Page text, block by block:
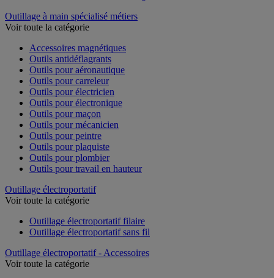
Outillage à main spécialisé métiers
Voir toute la catégorie
Accessoires magnétiques
Outils antidéflagrants
Outils pour aéronautique
Outils pour carreleur
Outils pour électricien
Outils pour électronique
Outils pour maçon
Outils pour mécanicien
Outils pour peintre
Outils pour plaquiste
Outils pour plombier
Outils pour travail en hauteur
Outillage électroportatif
Voir toute la catégorie
Outillage électroportatif filaire
Outillage électroportatif sans fil
Outillage électroportatif - Accessoires
Voir toute la catégorie